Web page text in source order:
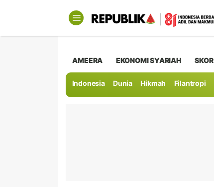
AMEERA EKONOMI SYARIAH SKOR
Indonesia Dunia Hikmah Filantropi